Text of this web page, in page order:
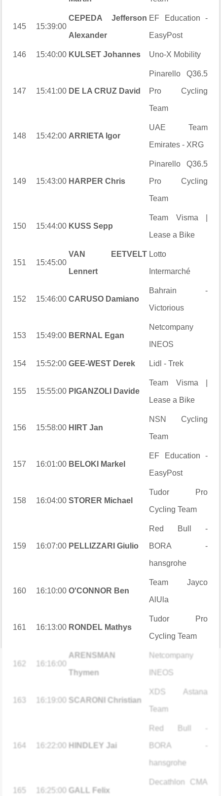
145 15:39:00
CEPEDA Jefferson
Alexander
EF Education -
EasyPost
146 15:40:00 KULSET Johannes Uno-X Mobility
147 15:41:00 DE LA CRUZ David
Pinarello Q36.5
Pro Cycling
Team
148 15:42:00 ARRIETA Igor
UAE Team
Emirates - XRG
149 15:43:00 HARPER Chris
Pinarello Q36.5
Pro Cycling
Team
150 15:44:00 KUSS Sepp
Team Visma |
Lease a Bike
151 15:45:00
VAN EETVELT
Lennert
Lotto
Intermarché
152 15:46:00 CARUSO Damiano
Bahrain -
Victorious
153 15:49:00 BERNAL Egan
Netcompany
INEOS
154 15:52:00 GEE-WEST Derek Lidl - Trek
155 15:55:00 PIGANZOLI Davide
Team Visma |
Lease a Bike
156 15:58:00 HIRT Jan
NSN Cycling
Team
157 16:01:00 BELOKI Markel
EF Education -
EasyPost
158 16:04:00 STORER Michael
Tudor Pro
Cycling Team
159 16:07:00 PELLIZZARI Giulio
Red Bull -
BORA -
hansgrohe
160 16:10:00 O'CONNOR Ben
Team Jayco
AlUla
161 16:13:00 RONDEL Mathys
Tudor Pro
Cycling Team
162 16:16:00
ARENSMAN
Thymen
Netcompany
INEOS
163 16:19:00 SCARONI Christian
XDS Astana
Team
164 16:22:00 HINDLEY Jai
Red Bull -
BORA -
hansgrohe
165 16:25:00 GALL Felix
Decathlon CMA